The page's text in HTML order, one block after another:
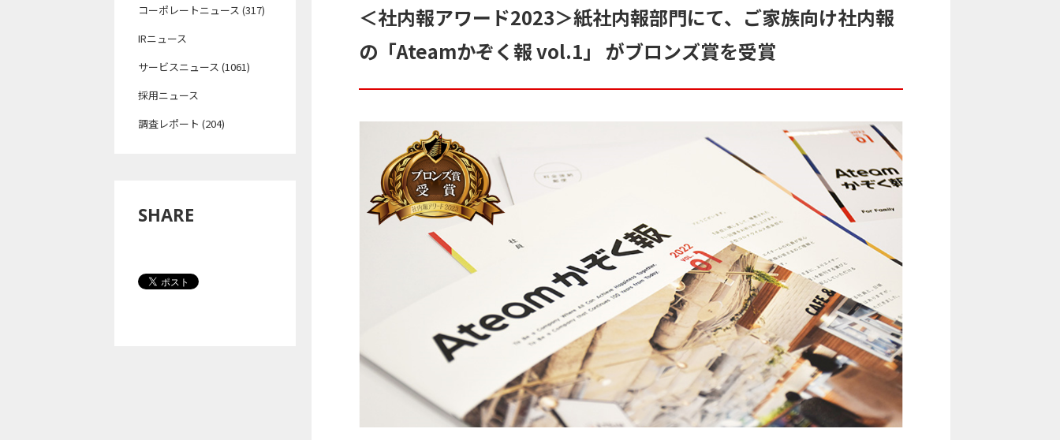
コーポレートニュース (317)
IRニュース
サービスニュース (1061)
採用ニュース
調査レポート (204)
SHARE
＜社内報アワード2023＞紙社内報部門にて、ご家族向け社内報
の「Ateamかぞく報 vol.1」 がブロンズ賞を受賞